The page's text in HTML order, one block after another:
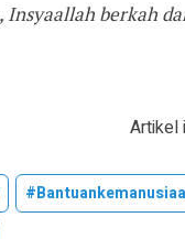
Insyaallah berkah
Artikel